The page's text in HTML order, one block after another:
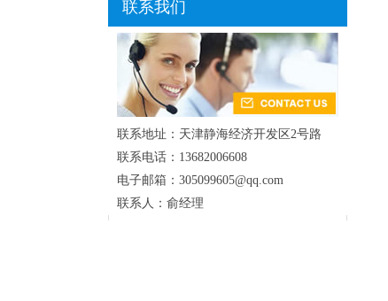
联系我们
联系地址：天津静海经济开发区2号路
联系电话：13682006608
电子邮箱：305099605@qq.com
联系人：俞经理